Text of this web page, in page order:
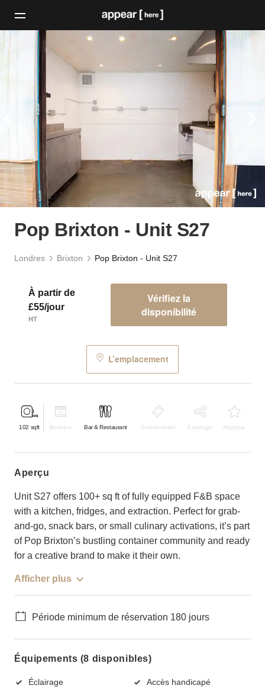
Pop Brixton - Unit S27
Londres Brixton Pop Brixton - Unit S27
À partir de
£55/jour
HT
Vérifiez la
disponibilité
L’emplacement
102 sqft Boutique Bar & Restaurant Événementiel À partager Atypique
aperçu
Unit S27 offers 100+ sq ft of fully equipped F&B space
with a kitchen, fridges, and extraction. Perfect for grab-
and-go, snack bars, or small culinary activations, it’s part
of Pop Brixton’s bustling container community and ready
for a creative brand to make it their own.
Afficher plus
Période minimum de réservation 180 jours
Équipements (8 disponibles)
Éclairage Accès handicapé